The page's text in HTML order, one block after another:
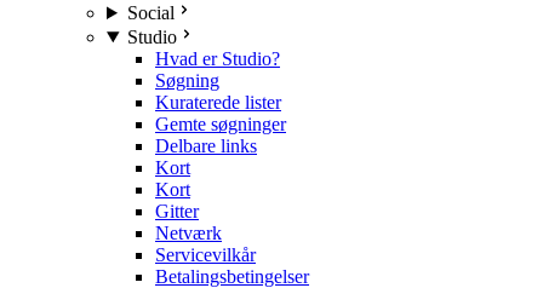
Social
Studio
Hvad er Studio?
Søgning
Kuraterede lister
Gemte søgninger
Delbare links
Kort
Kort
Gitter
Netværk
Servicevilkår
Betalingsbetingelser